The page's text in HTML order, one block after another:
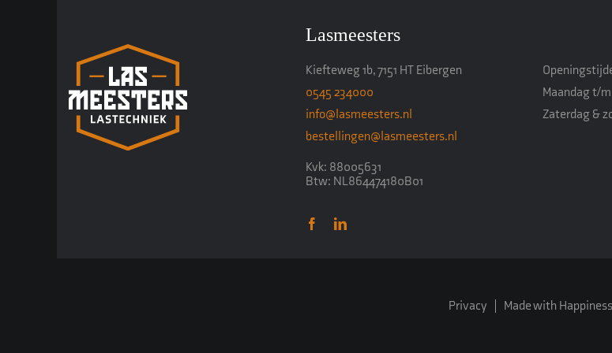
Lasmeesters
Kiefteweg 1b, 7151 HT Eibergen
0545 234000
info@lasmeesters.nl
bestellingen@lasmeesters.nl
Kvk: 88005631
Btw: NL864474180B01
Maandag t/
Zaterdag &
Privacy Made with Happiness